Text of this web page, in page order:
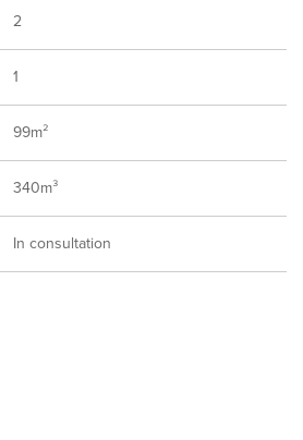
2
1
99m²
340m³
In consultation